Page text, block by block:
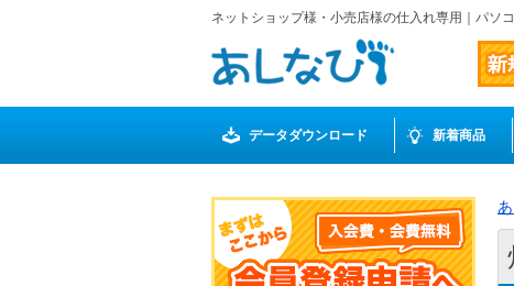
ネットショップ様・小売店様の仕入れ専用｜パソ
データダウンロード 新着商品